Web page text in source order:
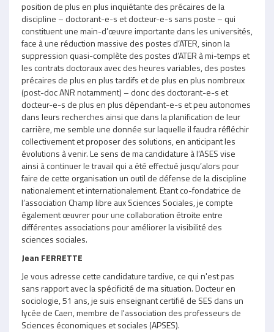
position de plus en plus inquiétante des précaires de la
discipline – doctorant-e-s et docteur-e-s sans poste – qui
constituent une main-d’œuvre importante dans les universités,
face à une réduction massive des postes d’ATER, sinon la
suppression quasi-complète des postes d’ATER à mi-temps et
les contrats doctoraux avec des heures variables, des postes
précaires de plus en plus tardifs et de plus en plus nombreux
(post-doc ANR notamment) – donc des doctorant-e-s et
docteur-e-s de plus en plus dépendant-e-s et peu autonomes
dans leurs recherches ainsi que dans la planification de leur
carrière, me semble une donnée sur laquelle il faudra réfléchir
collectivement et proposer des solutions, en anticipant les
évolutions à venir. Le sens de ma candidature à l’ASES vise
ainsi à continuer le travail qui a été effectué jusqu’alors pour
faire de cette organisation un outil de défense de la discipline
nationalement et internationalement. Etant co-fondatrice de
l’association Champ libre aux Sciences Sociales, je compte
également œuvrer pour une collaboration étroite entre
différentes associations pour améliorer la visibilité des
sciences sociales.
Jean FERRETTE
Je vous adresse cette candidature tardive, ce qui n'est pas
sans rapport avec la spécificité de ma situation. Docteur en
sociologie, 51 ans, je suis enseignant certifié de SES dans un
lycée de Caen, membre de l'association des professeurs de
Sciences économiques et sociales (APSES).